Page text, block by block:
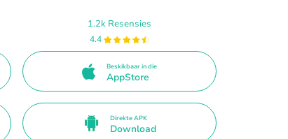
1.2k Resensies
4.4
Beskikbaar in die
AppStore
Direkte APK
Download